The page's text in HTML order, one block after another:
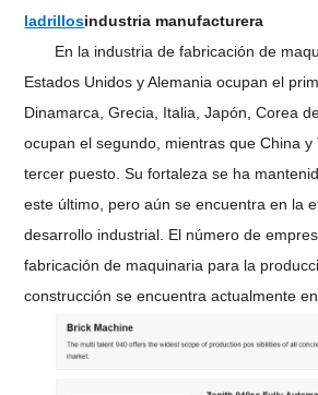
ladrillosindustria manufacturera
En la industria de fabricación de
Estados Unidos y Alemania ocupan el
Dinamarca, Grecia, Italia, Japón, Corea
ocupan el segundo, mientras que China
tercer puesto. Su fortaleza se ha
este último, pero aún se encuentra en la
desarrollo industrial. El número de
fabricación de maquinaria para la
construcción se encuentra actualmente